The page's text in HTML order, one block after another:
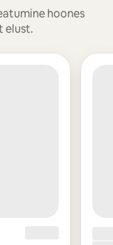
hoones
elust.